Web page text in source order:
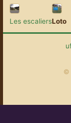
Les escaliersLoto
©